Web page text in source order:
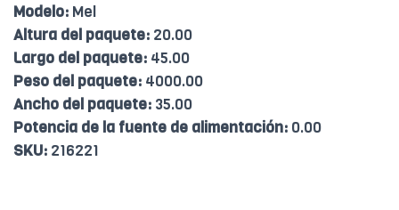
Modelo: Mel
Altura del paquete: 20.00
Largo del paquete: 45.00
Peso del paquete: 4000.00
Ancho del paquete: 35.00
Potencia de la fuente de alimentación: 0.00
SKU: 216221